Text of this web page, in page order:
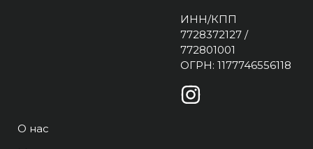
ИНН/КПП
7728372127 /
772801001
ОГРН: 1177746556118
О нас